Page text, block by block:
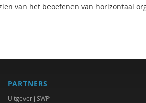
van het beoefenen van horizontaal
PARTNERS
Uitgeverij SWP